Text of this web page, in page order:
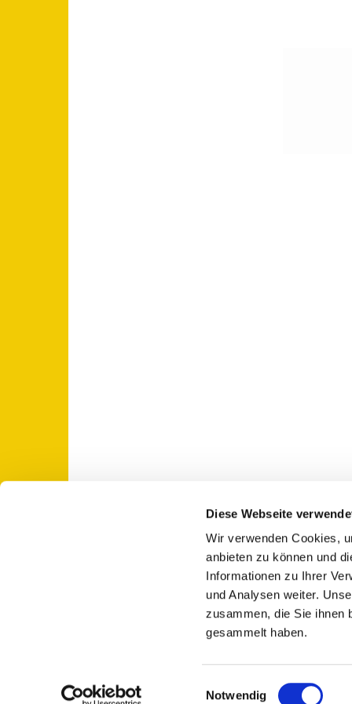
Diese Webseite
Wir verwenden Cookies,
anbieten zu können und
Informationen zu Ihrer
und Analysen weiter.
zusammen, die Sie ihnen
gesammelt haben.
Notwendig
St. Otto: Katholische Kirche